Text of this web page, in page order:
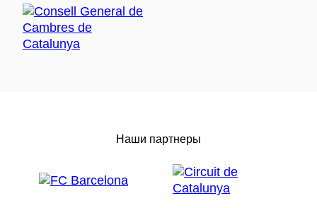
Наши партнеры